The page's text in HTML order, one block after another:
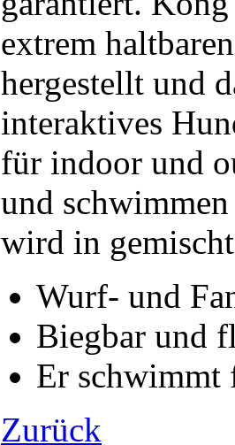
extrem
hergestellt und
interaktives
für indoor und
und
wird in
Wurf- und
Biegbar und
Er schwimmt
Zurück